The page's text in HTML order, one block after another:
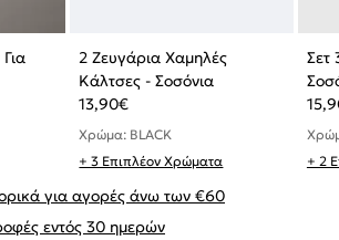
2 Ζευγάρια Χαμηλές
Κάλτσες - Σοσόνια
13,90€
Χρώμα: BLACK
+ 3 Επιπλέον Χρώματα
Σετ
+ 2
για αγορές άνω των €60
εντός 30 ημερών